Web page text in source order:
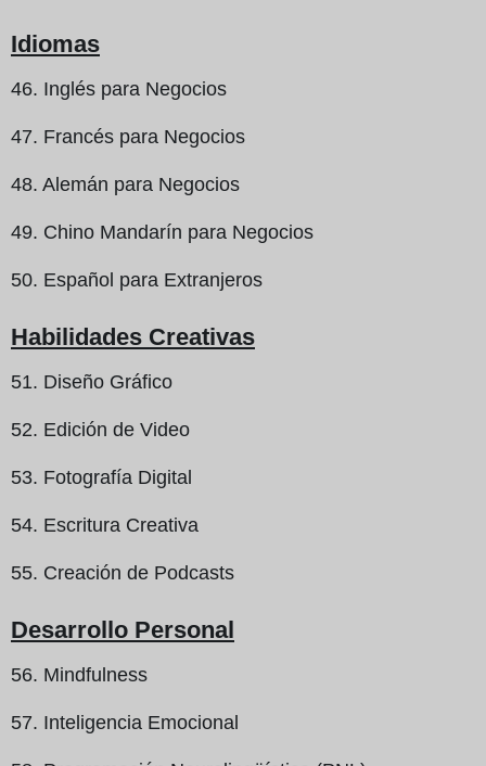
Idiomas
46. Inglés para Negocios
47. Francés para Negocios
48. Alemán para Negocios
49. Chino Mandarín para Negocios
50. Español para Extranjeros
Habilidades Creativas
51. Diseño Gráfico
52. Edición de Video
53. Fotografía Digital
54. Escritura Creativa
55. Creación de Podcasts
Desarrollo Personal
56. Mindfulness
57. Inteligencia Emocional